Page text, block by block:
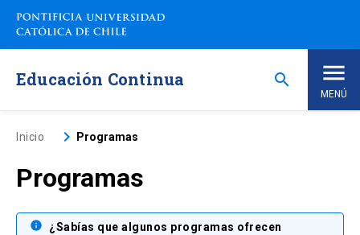
Saltar
contenido
Educación Continua search
MENÚ
Inicio
Nosotros
Programas de Estudio
Inicio keyboard_arrow_right Programas
Programas
info
¿Sabías que algunos programas ofrecen